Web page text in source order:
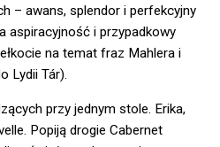
– awans, splendor i perfekcyjny
aspiracyjność i przypadkowy
na temat fraz Mahlera i
Lydii Tár).
przy jednym stole. Erika,
Popiją drogie Cabernet